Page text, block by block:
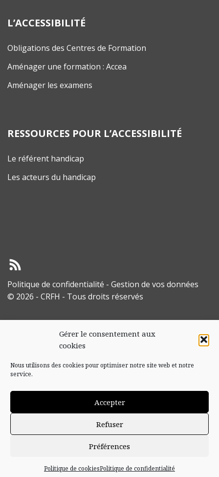
Gérer le consentement aux
cookies
Nous utilisons des cookies pour optimiser notre site web et notre
service.
Accepter
Refuser
Préférences
Politique de cookiesPolitique de confidentialité
L’ACCESSIBILITÉ
Obligations des Centres de Formation
Aménager une formation : Accea
Aménager les examens
RESSOURCES POUR L’ACCESSIBILITÉ
Le référent handicap
Les acteurs du handicap
Politique de confidentialité - Gestion de vos données
© 2026 - CRFH - Tous droits réservés